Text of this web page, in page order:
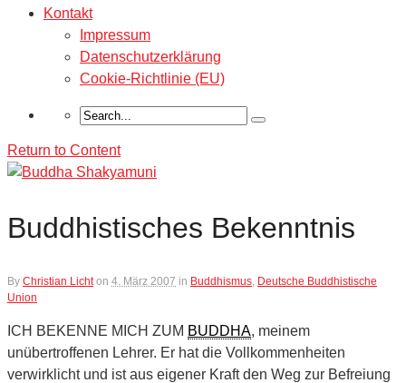
Kontakt
Impressum
Datenschutzerklärung
Cookie-Richtlinie (EU)
Return to Content
Buddhistisches Bekenntnis
By Christian Licht on 4. März 2007 in Buddhismus, Deutsche Buddhistische
Union
ICH BEKENNE MICH ZUM BUDDHA, meinem
unübertroffenen Lehrer. Er hat die Vollkommenheiten
verwirklicht und ist aus eigener Kraft den Weg zur Befreiung